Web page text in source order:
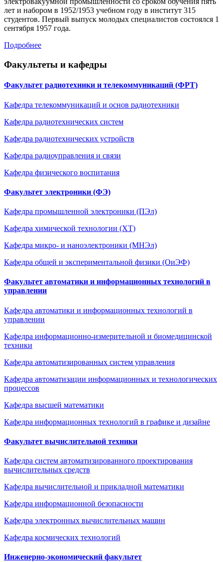
лет и набором в 1952/1953 учебном году в институт 315
студентов. Первый выпуск молодых специалистов состоялся 1
сентября 1957 года.
Подробнее
Факультеты и кафедры
Факультет радиотехники и телекоммуникаций (ФРТ)
Кафедра телекоммуникаций и основ радиотехники
Кафедра радиотехнических систем
Кафедра радиотехническиx устройств
Кафедра радиоуправления и связи
Кафедра физического воспитания
Факультет электроники (ФЭ)
Кафедра промышленной электроники (ПЭл)
Кафедра химической технологии (ХТ)
Кафедра микро- и наноэлектроники (МНЭл)
Кафедра общей и экспериментальной физики (ОиЭФ)
Факультет автоматики и информационных технологий в
управлении
Кафедра автоматики и информационных технологий в
управлении
Кафедра информационно-измерительной и биомедицинской
техники
Кафедра автоматизированных систем управления
Кафедра автоматизации информационных и технологических
процессов
Кафедра высшей математики
Кафедра информационных технологий в графике и дизайне
Факультет вычислительной техники
Кафедра систем автоматизированного проектирования
вычислительных средств
Кафедра вычислительной и прикладной математики
Кафедра информационной безопасности
Кафедра электронных вычислительных машин
Кафедра космических технологий
Инженерно-экономический факультет